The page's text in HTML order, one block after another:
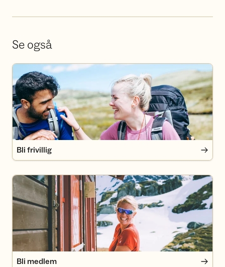
Se også
Bli frivillig
Bli frivillig
Bli medlem
Bli medlem